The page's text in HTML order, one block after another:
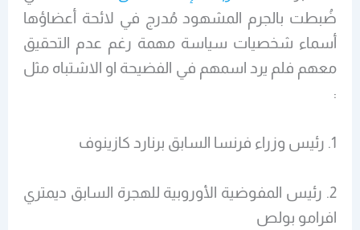
ضُبطت بالجرم المشهود مُدرج في لائحة أعضاؤها
أسماء شخصيات سياسة مهمة رغم عدم التحقيق
معهم فلم يرد اسمهم في الفضيحة او الاشتباه مثل
:
1. رئيس وزراء فرنسا السابق برنارد كازينوف
2. رئيس المفوضية الأوروبية للهجرة السابق ديمتري
افرامو بولص